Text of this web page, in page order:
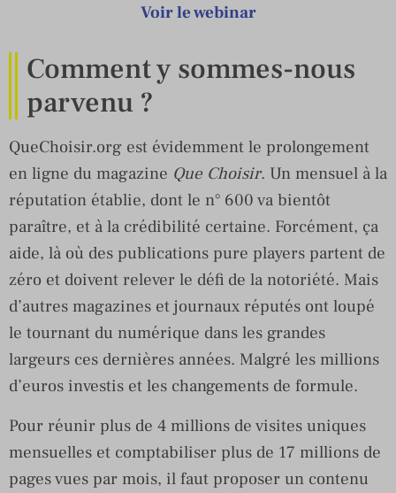
Voir le webinar
Comment y sommes-nous
parvenu ?
QueChoisir.org est évidemment le prolongement
en ligne du magazine Que Choisir. Un mensuel à la
réputation établie, dont le n° 600 va bientôt
paraître, et à la crédibilité certaine. Forcément, ça
aide, là où des publications pure players partent de
zéro et doivent relever le défi de la notoriété. Mais
d’autres magazines et journaux réputés ont loupé
le tournant du numérique dans les grandes
largeurs ces dernières années. Malgré les millions
d’euros investis et les changements de formule.
Pour réunir plus de 4 millions de visites uniques
mensuelles et comptabiliser plus de 17 millions de
pages vues par mois, il faut proposer un contenu